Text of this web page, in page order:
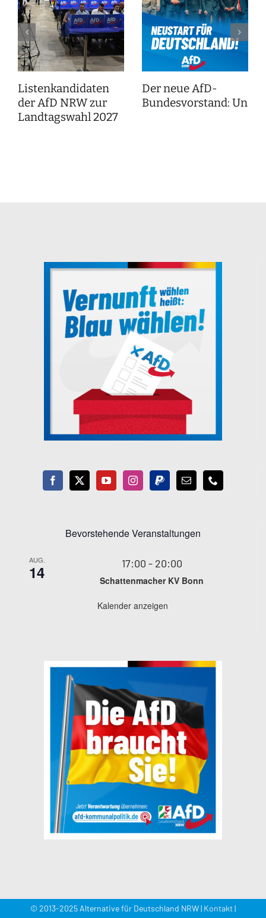
Listenkandidaten
der AfD NRW zur
Landtagswahl 2027
Der neue AfD-
Bundesvorstand:
Bevorstehende Veranstaltungen
AUG.
14 17:00 - 20:00
Schattenmacher KV Bonn
Kalender anzeigen
© 2013-2025 Alternative für Deutschland NRW | Kontakt|